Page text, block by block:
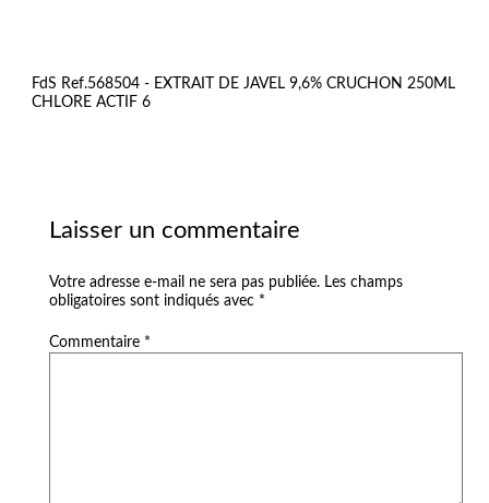
FdS Ref.568504 - EXTRAIT DE JAVEL 9,6% CRUCHON 250ML
CHLORE ACTIF 6
Laisser un commentaire
Votre adresse e-mail ne sera pas publiée. Les champs
obligatoires sont indiqués avec *
Commentaire *